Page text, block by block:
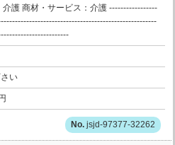
護 商材・サービス：介護 -----------------
い
jsjd-97377-32262